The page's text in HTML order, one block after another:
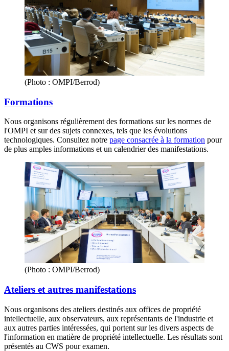
(Photo : OMPI/Berrod)
Formations
Nous organisons régulièrement des formations sur les normes de
l'OMPI et sur des sujets connexes, tels que les évolutions
technologiques. Consultez notre page consacrée à la formation pour
de plus amples informations et un calendrier des manifestations.
(Photo : OMPI/Berrod)
Ateliers et autres manifestations
Nous organisons des ateliers destinés aux offices de propriété
intellectuelle, aux observateurs, aux représentants de l'industrie et
aux autres parties intéressées, qui portent sur les divers aspects de
l'information en matière de propriété intellectuelle. Les résultats sont
présentés au CWS pour examen.